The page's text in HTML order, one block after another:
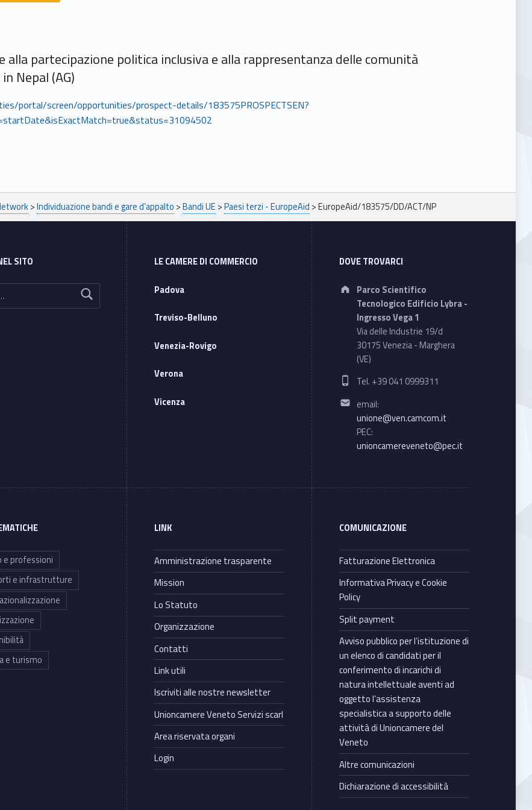
alla partecipazione politica inclusiva e alla rappresentanza delle comunità
Nepal (AG)
portal/screen/opportunities/prospect-details/183575PROSPECTSEN?
>Individuazione bandi e gare d’appalto >Bandi UE >Paesi terzi - EuropeAid >EuropeAid/183575/DD/ACT/NP
SITO
LE CAMERE DI COMMERCIO
Padova
Treviso-Belluno
Venezia-Rovigo
Verona
Vicenza
DOVE TROVARCI
Address:
Parco Scientifico
Tecnologico Edificio Lybra -
Ingresso Vega 1
Via delle Industrie 19/d
30175 Venezia - Marghera
(VE)
Phone number:
Tel. +39 041 0999311
Email address:
email:
unione@ven.camcom.it
PEC:
unioncamereveneto@pec.it
e professioni
e infrastrutture
e turismo
LINK
Amministrazione trasparente
Mission
Lo Statuto
Organizzazione
Contatti
Link utili
Iscriviti alle nostre newsletter
Unioncamere Veneto Servizi scarl
Area riservata organi
Login
COMUNICAZIONE
Fatturazione Elettronica
Informativa Privacy e Cookie
Policy
Split payment
Avviso pubblico per l’istituzione di
un elenco di candidati per il
conferimento di incarichi di
natura intellettuale aventi ad
oggetto l’assistenza
specialistica a supporto delle
attività di Unioncamere del
Veneto
Altre comunicazioni
Dichiarazione di accessibilità